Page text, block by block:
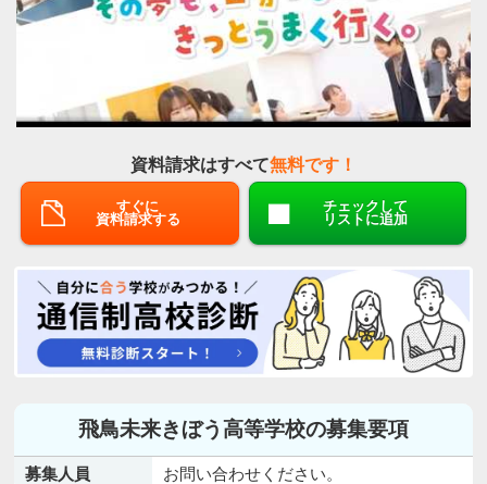
資料請求はすべて無料です！
すぐに
資料請求する
チェックして
リストに追加
飛鳥未来きぼう高等学校の募集要項
募集人員 お問い合わせください。